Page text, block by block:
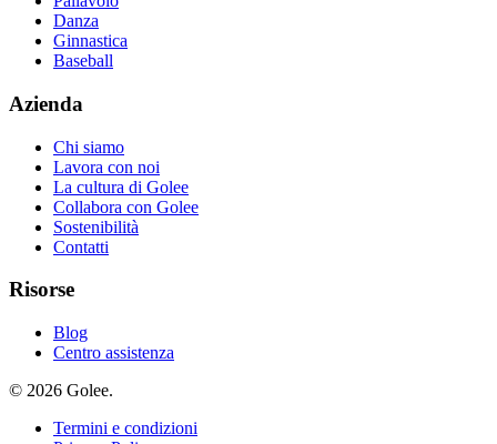
Danza
Ginnastica
Baseball
Azienda
Chi siamo
Lavora con noi
La cultura di Golee
Collabora con Golee
Sostenibilità
Contatti
Risorse
Blog
Centro assistenza
© 2026 Golee.
Termini e condizioni